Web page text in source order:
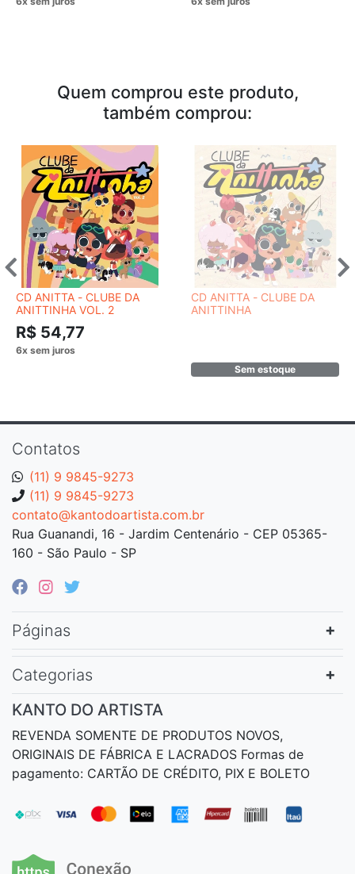
Quem comprou este produto,
também comprou:
CD ANITTA - CLUBE DA
ANITTINHA VOL. 2
R$ 54,77
CD ANITTA - CLUBE DA
ANITTINHA
Sem estoque
Contatos
(11) 9 9845-9273
(11) 9 9845-9273
contato@kantodoartista.com.br
Rua Guanandi, 16 - Jardim Centenário - CEP 05365-
160 - São Paulo - SP
Páginas
Categorias
KANTO DO ARTISTA
REVENDA SOMENTE DE PRODUTOS NOVOS,
ORIGINAIS DE FÁBRICA E LACRADOS Formas de
pagamento: CARTÃO DE CRÉDITO, PIX E BOLETO